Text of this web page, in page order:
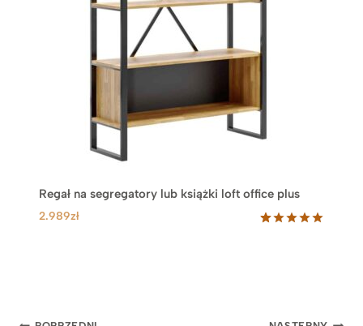
Regał na segregatory lub książki loft office plus
2.989zł